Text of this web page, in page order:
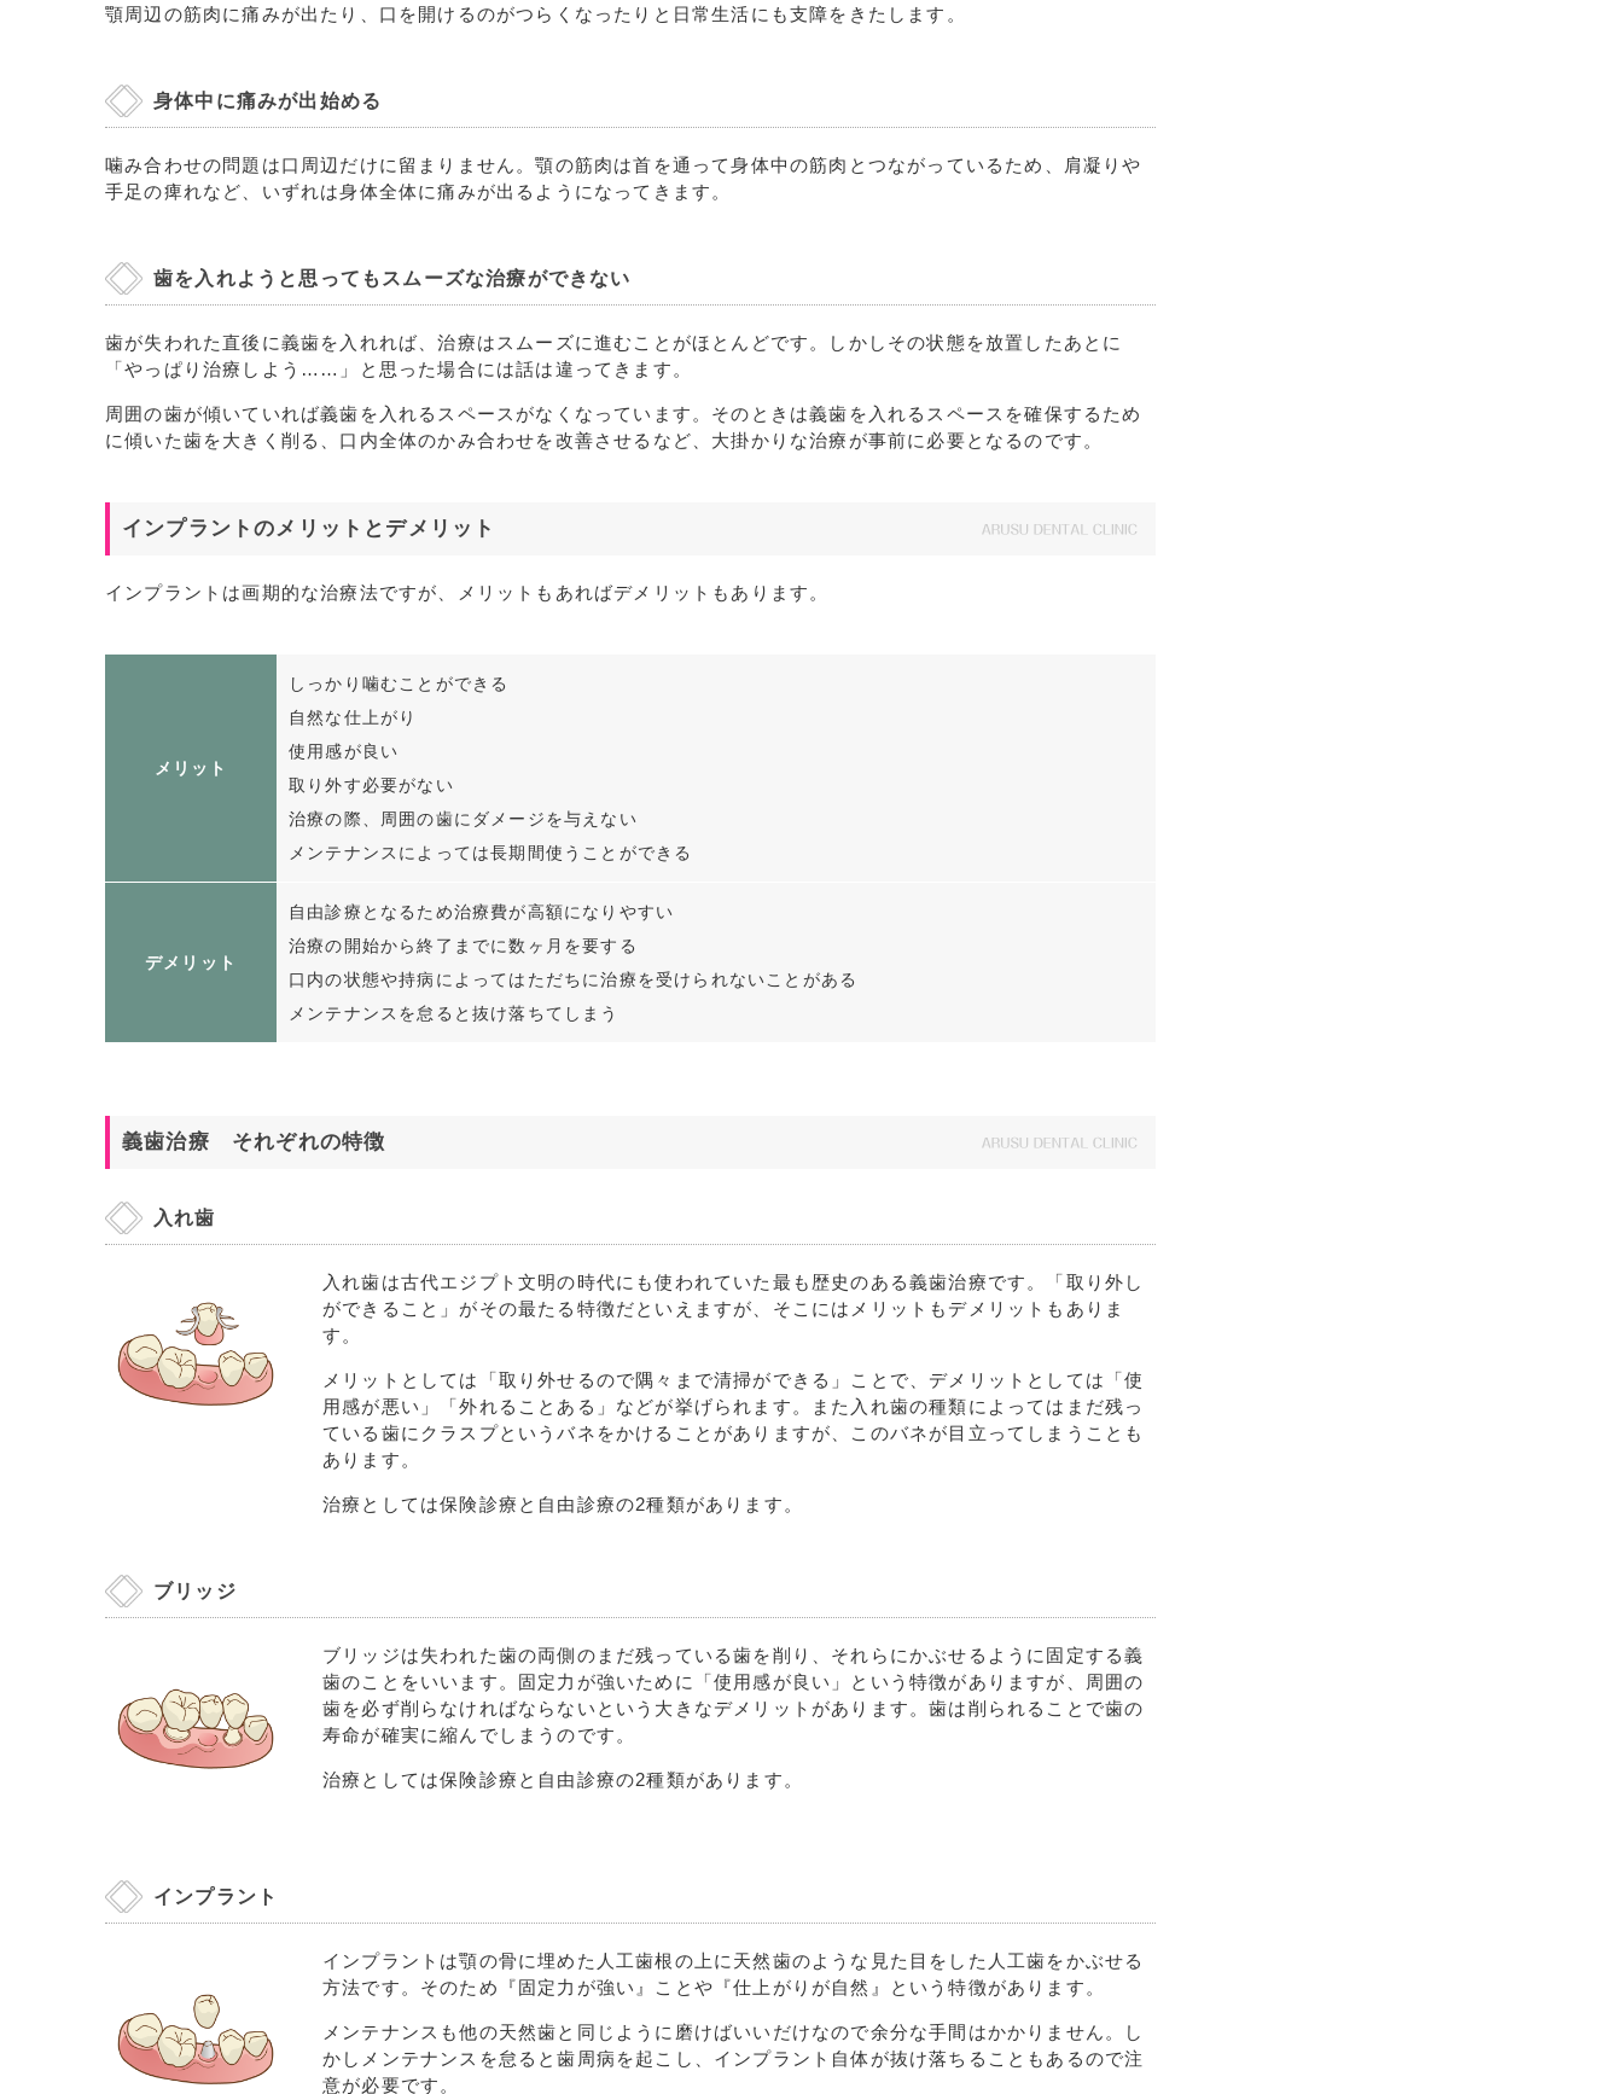
顎周辺の筋肉に痛みが出たり、口を開けるのがつらくなったりと日常生活にも支障をきたします。
身体中に痛みが出始める
噛み合わせの問題は口周辺だけに留まりません。顎の筋肉は首を通って身体中の筋肉とつながっているため、肩凝りや
手足の痺れなど、いずれは身体全体に痛みが出るようになってきます。
歯を入れようと思ってもスムーズな治療ができない
歯が失われた直後に義歯を入れれば、治療はスムーズに進むことがほとんどです。しかしその状態を放置したあとに
「やっぱり治療しよう……」と思った場合には話は違ってきます。
周囲の歯が傾いていれば義歯を入れるスペースがなくなっています。そのときは義歯を入れるスペースを確保するため
に傾いた歯を大きく削る、口内全体のかみ合わせを改善させるなど、大掛かりな治療が事前に必要となるのです。
インプラントのメリットとデメリット
インプラントは画期的な治療法ですが、メリットもあればデメリットもあります。
メリット
しっかり噛むことができる
自然な仕上がり
使用感が良い
取り外す必要がない
治療の際、周囲の歯にダメージを与えない
メンテナンスによっては長期間使うことができる
デメリット
自由診療となるため治療費が高額になりやすい
治療の開始から終了までに数ヶ月を要する
口内の状態や持病によってはただちに治療を受けられないことがある
メンテナンスを怠ると抜け落ちてしまう
義歯治療 それぞれの特徴
入れ歯
入れ歯は古代エジプト文明の時代にも使われていた最も歴史のある義歯治療です。「取り外し
ができること」がその最たる特徴だといえますが、そこにはメリットもデメリットもありま
す。
メリットとしては「取り外せるので隅々まで清掃ができる」ことで、デメリットとしては「使
用感が悪い」「外れることある」などが挙げられます。また入れ歯の種類によってはまだ残っ
ている歯にクラスプというバネをかけることがありますが、このバネが目立ってしまうことも
あります。
治療としては保険診療と自由診療の2種類があります。
ブリッジ
ブリッジは失われた歯の両側のまだ残っている歯を削り、それらにかぶせるように固定する義
歯のことをいいます。固定力が強いために「使用感が良い」という特徴がありますが、周囲の
歯を必ず削らなければならないという大きなデメリットがあります。歯は削られることで歯の
寿命が確実に縮んでしまうのです。
治療としては保険診療と自由診療の2種類があります。
インプラント
インプラントは顎の骨に埋めた人工歯根の上に天然歯のような見た目をした人工歯をかぶせる
方法です。そのため『固定力が強い』ことや『仕上がりが自然』という特徴があります。
メンテナンスも他の天然歯と同じように磨けばいいだけなので余分な手間はかかりません。し
かしメンテナンスを怠ると歯周病を起こし、インプラント自体が抜け落ちることもあるので注
意が必要です。